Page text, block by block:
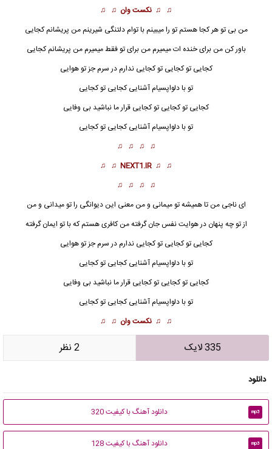
♫ ♫ نکست وان ♫ ♫
من بی تو هر کجا هستم تو را میبینم با توام دلتنگی شیرینم من پریشانم کجایی
باور کن من برای خنده ات میمیرم من برای تو فقط میمیرم من پریشانم کجایی
کجایی تو کجایی تو کجایی ندارم در سرم جز تو هوایی
تو با دلواپسیام آشنایی کجایی تو کجایی
کجایی تو کجایی تو کجایی قرار ما نباشید بی وفایی
تو با دلواپسیام آشنایی کجایی تو کجایی
♫ ♫ ♫ ♫
♫ ♫
NEXT1.IR
♫ ♫
♫ ♫ ♫ ♫
ای ناجی من تا همیشه تو میمانی و من معنی این دیوانگی را تو میدانی و من
از تو چه پنهان در هوایت نفس جان گرفته من کافری هستم که با تو ایمان گرفته
کجایی تو کجایی تو کجایی ندارم در سرم جز تو هوایی
تو با دلواپسیام آشنایی کجایی تو کجایی
کجایی تو کجایی تو کجایی قرار ما نباشید بی وفایی
تو با دلواپسیام آشنایی کجایی تو کجایی
♫ ♫ نکست وان ♫ ♫
335 لایک 2 نظر
دانلود
mp3 دانلود آهنگ با کیفیت 320
mp3 دانلود آهنگ با کیفیت 128